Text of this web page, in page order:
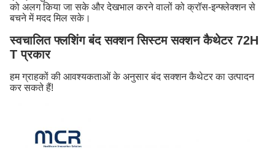
को अलग किया जा सके और देखभाल करने वालों को क्रॉस-इन्फ्लेक्शन से
बचने में मदद मिल सके।
स्वचालित फ्लशिंग बंद सक्शन सिस्टम सक्शन कैथेटर 72H
T प्रकार
हम ग्राहकों की आवश्यकताओं के अनुसार बंद सक्शन कैथेटर का उत्पादन
कर सकते हैं!